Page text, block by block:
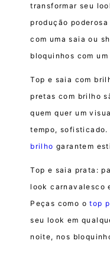
transformar seu
produção
com uma saia ou
bloquinhos com
Top e saia com
pretas com brilho
quem quer um
tempo,
brilho garantem
Top e saia prata:
look carnavalesco
Peças como otop
seu look em
noite, nos